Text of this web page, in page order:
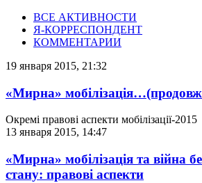
ВСЕ АКТИВНОСТИ
Я-КОРРЕСПОНДЕНТ
КОММЕНТАРИИ
19 января 2015, 21:32
«Мирна»
Окремі правові аспекти мобілізації-2015
13 января 2015, 14:47
«Мирна» мобілізація та війна
стану: правові аспекти